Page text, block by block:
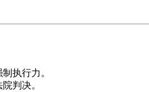
执行力。
判决。